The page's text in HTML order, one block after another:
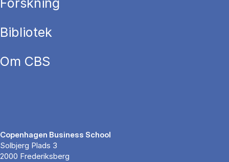
Forskning
Bibliotek
Om CBS
Copenhagen Business School
Solbjerg Plads 3
2000 Frederiksberg